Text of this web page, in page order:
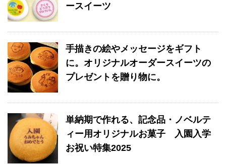
ースイーツ
手描きの絵やメッセージをギフト
に。オリジナルオーダースイーツの
プレゼントを贈り物に。
単納期で作れる、記念品・ノベルテ
ィー用オリジナルお菓子 入園入学
お祝い特集2025